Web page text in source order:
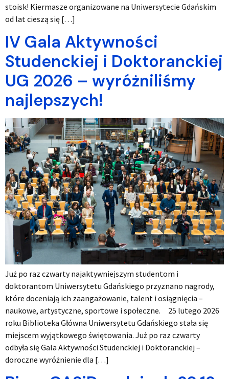
stoisk! Kiermasze organizowane na Uniwersytecie Gdańskim
od lat cieszą się […]
IV Gala Aktywności
Studenckiej i Doktoranckiej
UG 2026 – wyróżniliśmy
najlepszych!
Już po raz czwarty najaktywniejszym studentom i
doktorantom Uniwersytetu Gdańskiego przyznano nagrody,
które doceniają ich zaangażowanie, talent i osiągnięcia –
naukowe, artystyczne, sportowe i społeczne. 25 lutego 2026
roku Biblioteka Główna Uniwersytetu Gdańskiego stała się
miejscem wyjątkowego świętowania. Już po raz czwarty
odbyła się Gala Aktywności Studenckiej i Doktoranckiej –
doroczne wyróżnienie dla […]